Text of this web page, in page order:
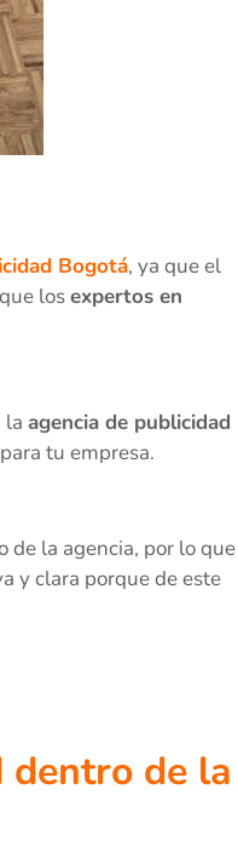
Bogotá, ya que el
losexpertos en
la agencia de publicidad
para tu empresa.
de la agencia, por lo que
y clara porque de este
dentro de la